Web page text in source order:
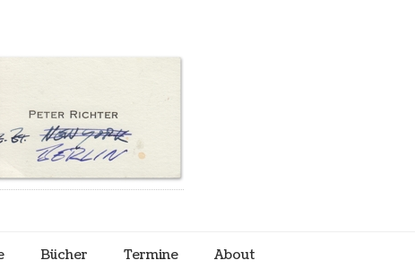
Bücher Termine About